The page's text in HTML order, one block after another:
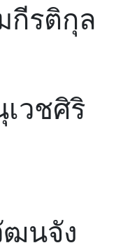
กีรติกุล
วชศิริ
นจัง